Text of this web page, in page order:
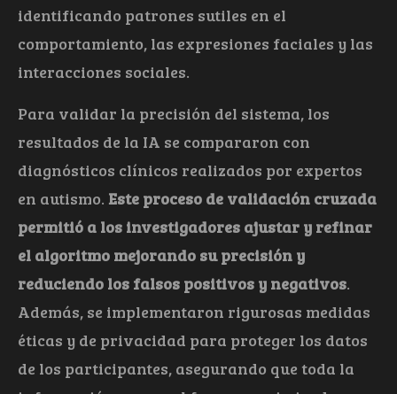
identificando patrones sutiles en el
comportamiento, las expresiones faciales y las
interacciones sociales.
Para validar la precisión del sistema, los
resultados de la IA se compararon con
diagnósticos clínicos realizados por expertos
en autismo. Este proceso de validación cruzada
permitió a los investigadores ajustar y refinar
el algoritmo mejorando su precisión y
reduciendo los falsos positivos y negativos.
Además, se implementaron rigurosas medidas
éticas y de privacidad para proteger los datos
de los participantes, asegurando que toda la